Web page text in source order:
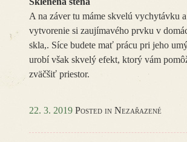
A na záver tu máme skvelú vychytávku
vytvorenie si zaujímavého prvku v
skla,. Síce budete mať prácu pri jeho
urobí však skvelý efekt, ktorý vám
zväčšiť priestor.
22. 3. 2019 Posted in Nezařazené